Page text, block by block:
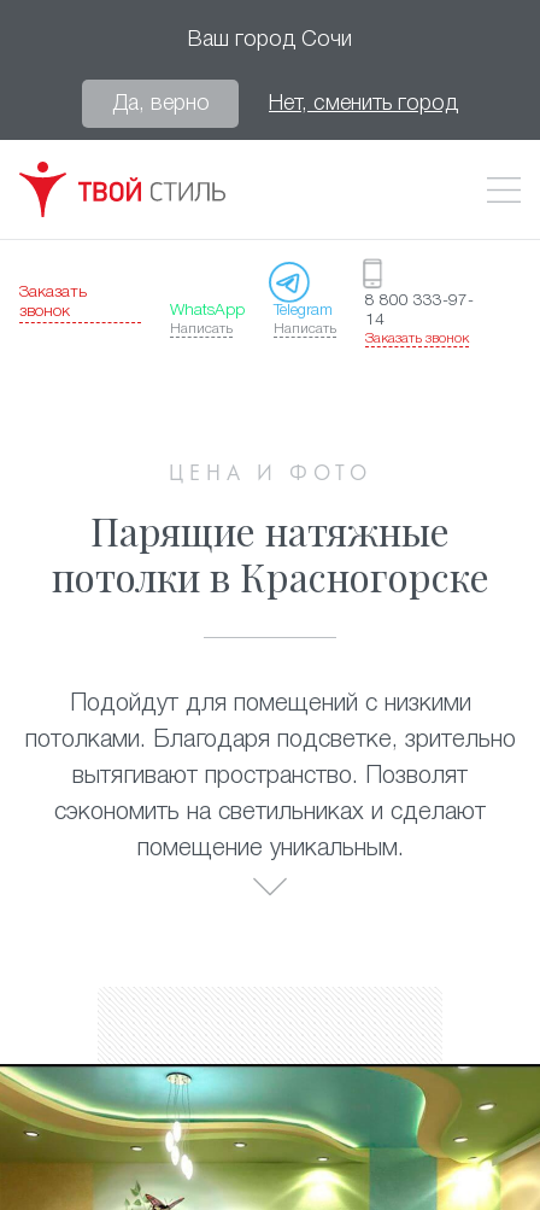
Ваш город Сочи
Да, верно Нет, сменить город
Заказать
звонок
WhatsApp
Написать
Telegram
Написать
8 800 333-97-
14
Заказать звонок
ЦЕНА И ФОТО
Парящие натяжные
потолки в Красногорске
Подойдут для помещений с низкими
потолками. Благодаря подсветке, зрительно
вытягивают пространство. Позволят
сэкономить на светильниках и сделают
помещение уникальным.